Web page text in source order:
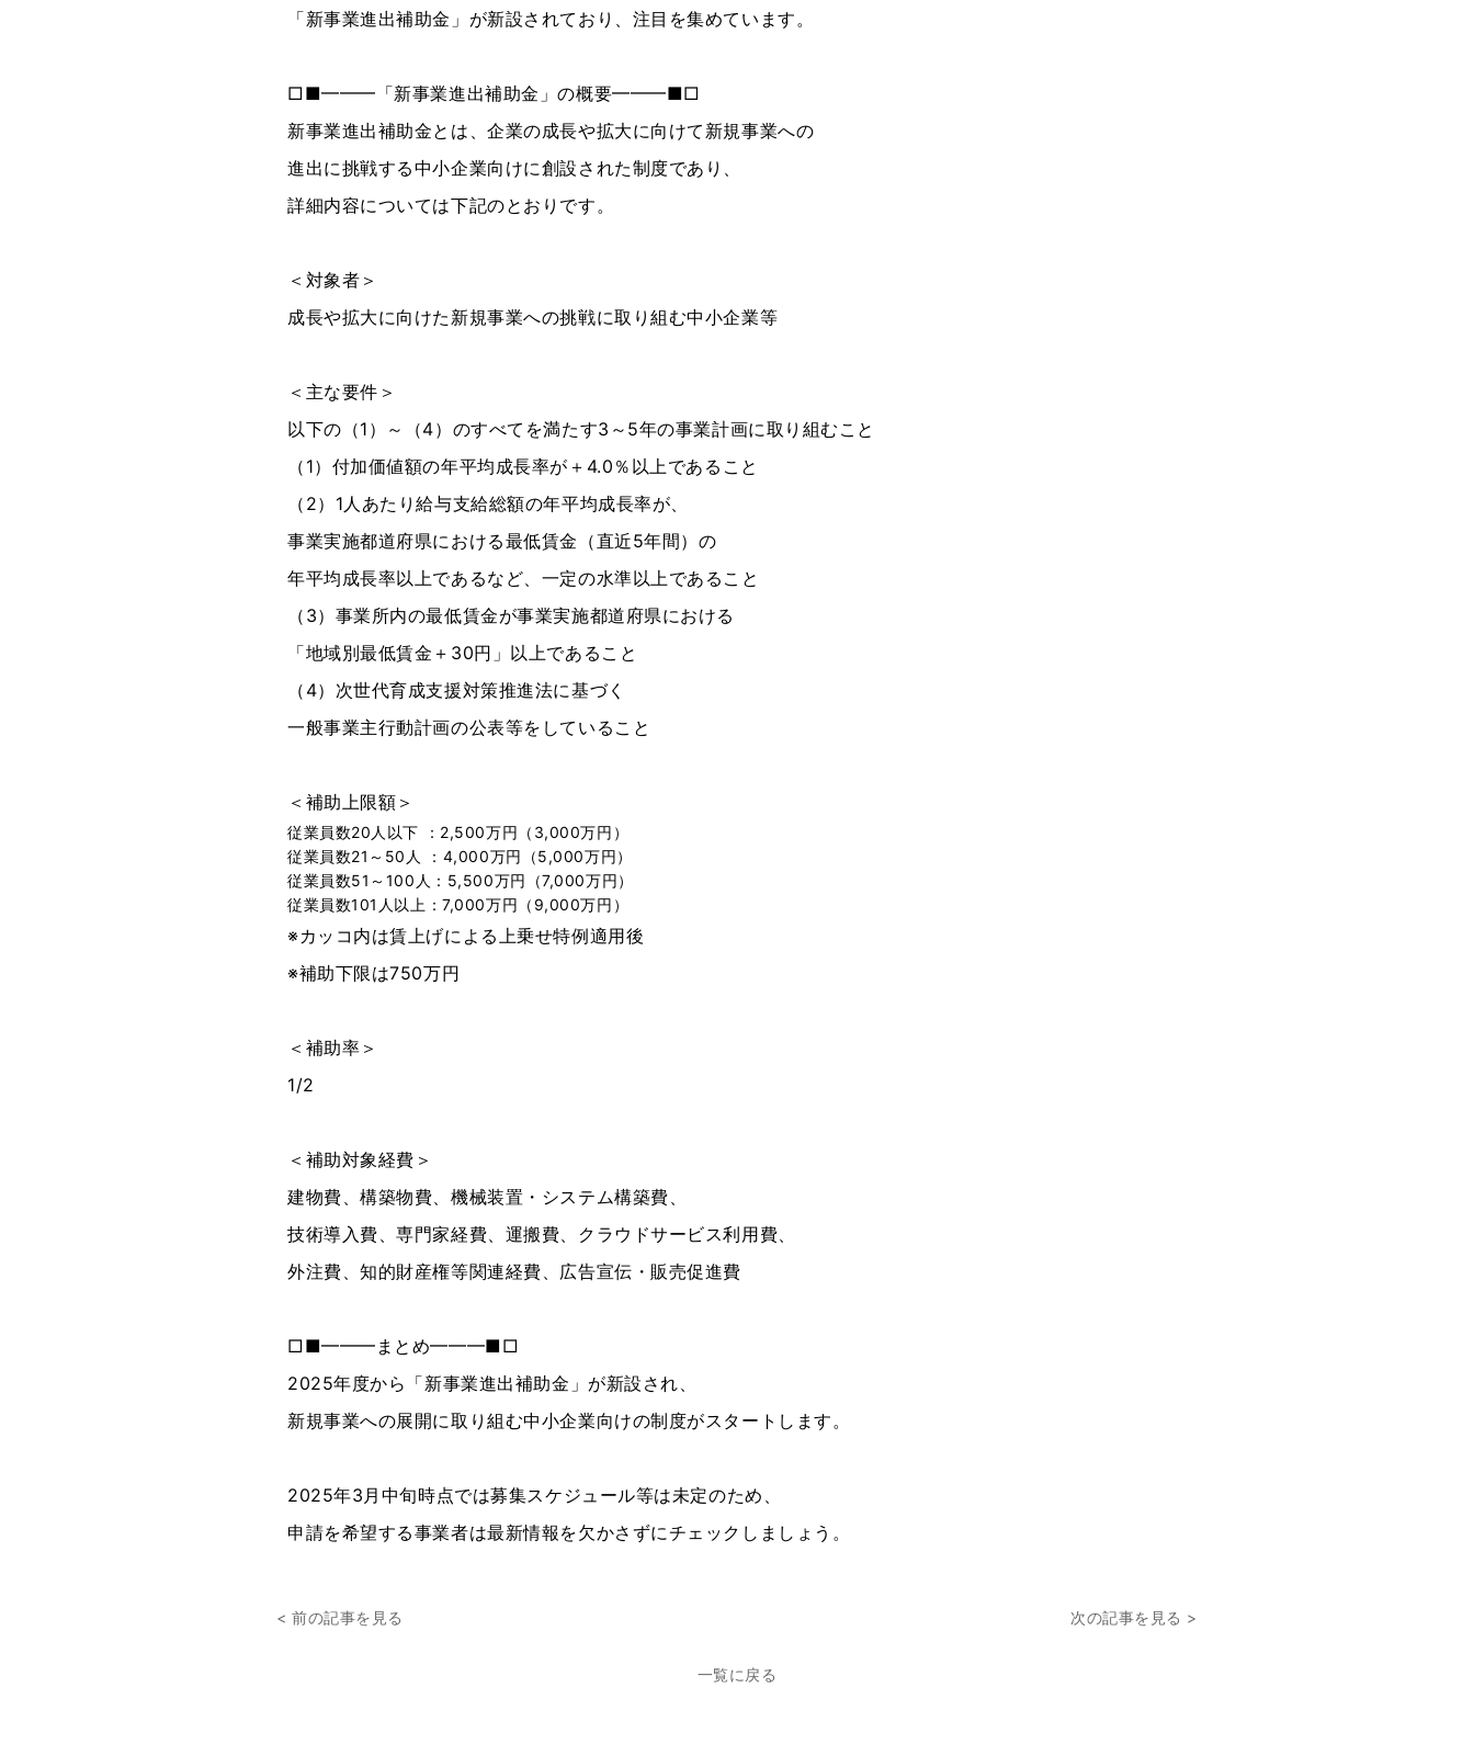
「新事業進出補助金」が新設されており、注目を集めています。
□■━━━「新事業進出補助金」の概要━━━■□
新事業進出補助金とは、企業の成長や拡大に向けて新規事業への
進出に挑戦する中小企業向けに創設された制度であり、
詳細内容については下記のとおりです。
＜対象者＞
成長や拡大に向けた新規事業への挑戦に取り組む中小企業等
＜主な要件＞
以下の（1）～（4）のすべてを満たす3～5年の事業計画に取り組むこと
（1）付加価値額の年平均成長率が＋4.0％以上であること
（2）1人あたり給与支給総額の年平均成長率が、
事業実施都道府県における最低賃金（直近5年間）の
年平均成長率以上であるなど、一定の水準以上であること
（3）事業所内の最低賃金が事業実施都道府県における
「地域別最低賃金＋30円」以上であること
（4）次世代育成支援対策推進法に基づく
一般事業主行動計画の公表等をしていること
＜補助上限額＞
従業員数20人以下 ：2,500万円（3,000万円）
従業員数21～50人 ：4,000万円（5,000万円）
従業員数51～100人：5,500万円（7,000万円）
従業員数101人以上：7,000万円（9,000万円）
※カッコ内は賃上げによる上乗せ特例適用後
※補助下限は750万円
＜補助率＞
1/2
＜補助対象経費＞
建物費、構築物費、機械装置・システム構築費、
技術導入費、専門家経費、運搬費、クラウドサービス利用費、
外注費、知的財産権等関連経費、広告宣伝・販売促進費
□■━━━まとめ━━━■□
2025年度から「新事業進出補助金」が新設され、
新規事業への展開に取り組む中小企業向けの制度がスタートします。
2025年3月中旬時点では募集スケジュール等は未定のため、
申請を希望する事業者は最新情報を欠かさずにチェックしましょう。
< 前の記事を見る 次の記事を見る >
一覧に戻る